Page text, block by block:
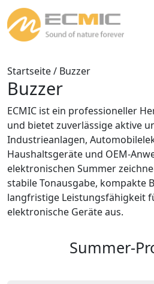
Startseite/ Buzzer
Buzzer
ECMIC ist ein professioneller
und bietet zuverlässige aktive
Industrieanlagen,
Haushaltsgeräte und OEM-
elektronischen Summer
stabile Tonausgabe, kompakte
langfristige Leistungsfähigkeit
elektronische Geräte aus.
Summer-